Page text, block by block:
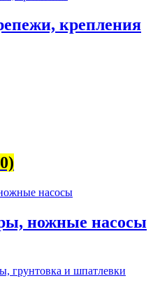
крепления
ножные насосы